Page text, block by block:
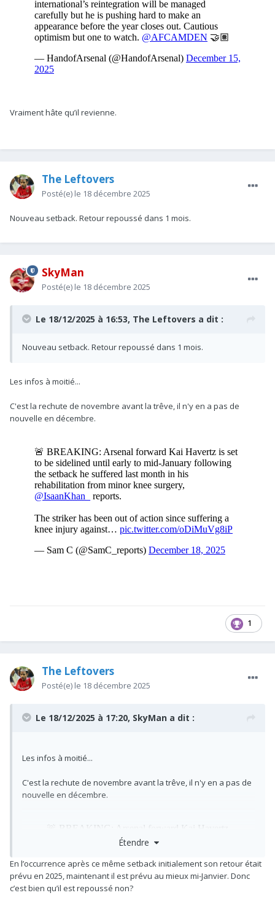
Vraiment hâte qu’il revienne.
The Leftovers
Posté(e) le 18 décembre 2025
Nouveau setback. Retour repoussé dans 1 mois.
SkyMan
Posté(e) le 18 décembre 2025
Le 18/12/2025 à 16:53, The Leftovers a dit :
Nouveau setback. Retour repoussé dans 1 mois.
Les infos à moitié...
C'est la rechute de novembre avant la trêve, il n'y en a pas de
nouvelle en décembre.
1
The Leftovers
Posté(e) le 18 décembre 2025
Le 18/12/2025 à 17:20, SkyMan a dit :
Les infos à moitié...
C'est la rechute de novembre avant la trêve, il n'y en a pas de
nouvelle en décembre.
Étendre
En l’occurrence après ce même setback initialement son retour était
prévu en 2025, maintenant il est prévu au mieux mi-Janvier. Donc
c’est bien qu’il est repoussé non?